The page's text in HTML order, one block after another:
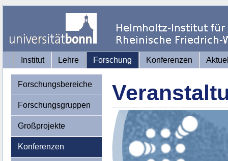
Institut Lehre Forschung Konferenzen
Forschungsbereiche
Forschungsgruppen
Großprojekte
Konferenzen